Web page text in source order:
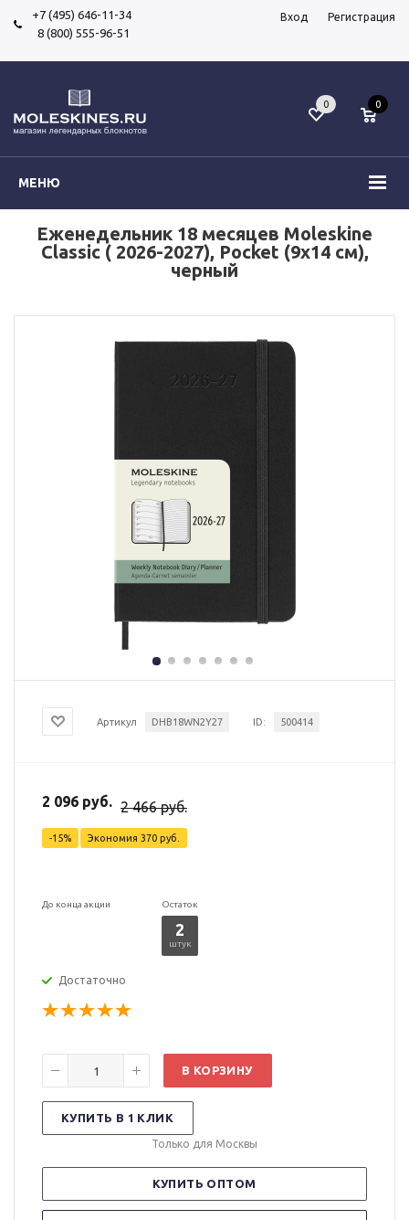
+7 (495) 646-11-34
8 (800) 555-96-51
Вход Регистрация
МЕНЮ
0 0
Еженедельник 18 месяцев Moleskine
Classic ( 2026-2027), Pocket (9x14 см),
черный
Артикул DHB18WN2Y27 ID: 500414
2 096 руб. 2 466 руб.
-15% Экономия 370 руб.
До конца акции Остаток
2
штук
Достаточно
В КОРЗИНУ
КУПИТЬ В 1 КЛИК
Только для Москвы
КУПИТЬ ОПТОМ